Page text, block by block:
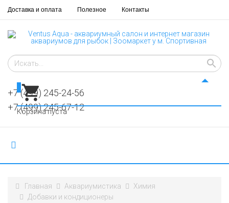
Доставка и оплата Полезное Контакты
+7 (499) 245-24-56
+7 (499) 245-67-12
Корзина пуста
Главная Аквариумистика
Химия
Добавки и кондиционеры